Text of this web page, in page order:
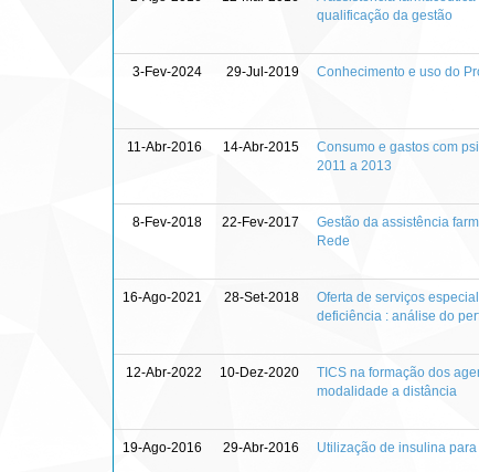
qualificação da gestão
3-Fev-2024 29-Jul-2019 Conhecimento e uso do
11-Abr-2016 14-Abr-2015
Consumo e gastos com
2011 a 2013
8-Fev-2018 22-Fev-2017
Gestão da assistência
Rede
16-Ago-2021 28-Set-2018
Oferta de serviços
deficiência : análise do
12-Abr-2022 10-Dez-2020
TICS na formação dos
modalidade a distância
19-Ago-2016 29-Abr-2016 Utilização de insulina